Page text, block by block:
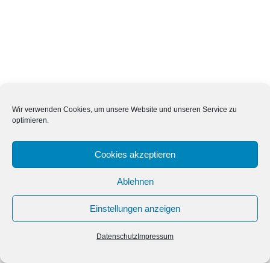
Wir verwenden Cookies, um unsere Website und unseren Service zu
optimieren.
Cookies akzeptieren
Ablehnen
Einstellungen anzeigen
Datenschutz Impressum